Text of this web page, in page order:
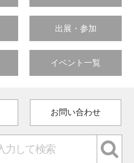
出展・参加
イベント一覧
お問い合わせ